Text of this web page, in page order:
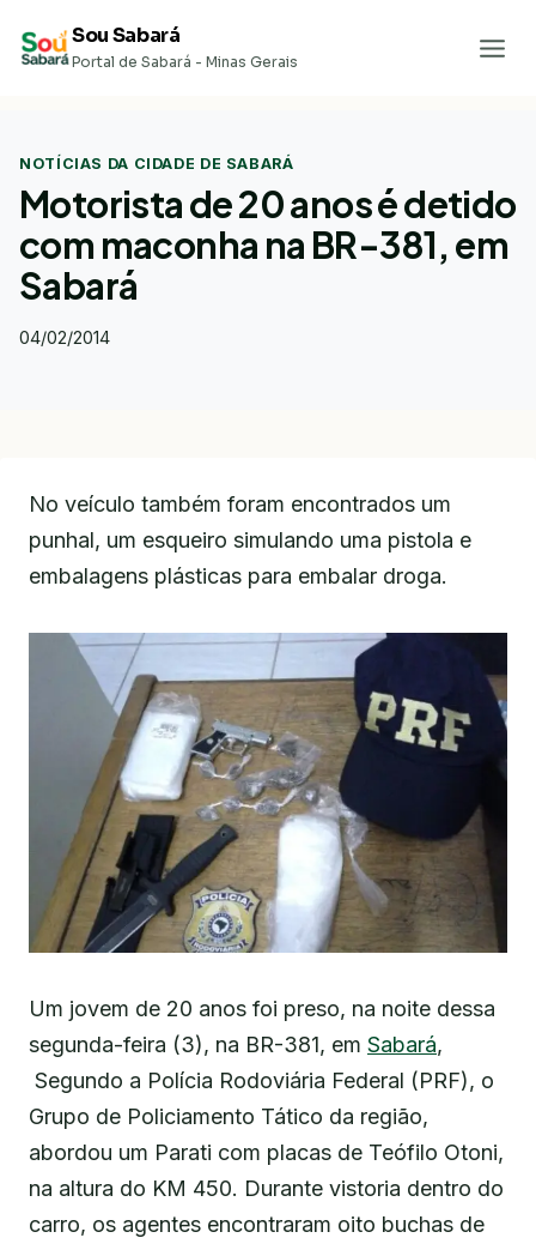
para
Sou Sabará
Portal de Sabará - Minas Gerais
NOTÍCIAS DA CIDADE DE SABARÁ
Motorista de 20 anos é detido
com maconha na BR-381, em
Sabará
04/02/2014
No veículo também foram encontrados um
punhal, um esqueiro simulando uma pistola e
embalagens plásticas para embalar droga.
Um jovem de 20 anos foi preso, na noite dessa
segunda-feira (3), na BR-381, em Sabará,
Segundo a Polícia Rodoviária Federal (PRF), o
Grupo de Policiamento Tático da região,
abordou um Parati com placas de Teófilo Otoni,
na altura do KM 450. Durante vistoria dentro do
carro, os agentes encontraram oito buchas de